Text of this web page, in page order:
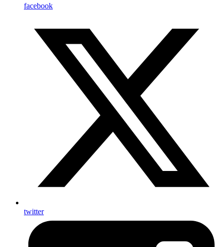
facebook
twitter